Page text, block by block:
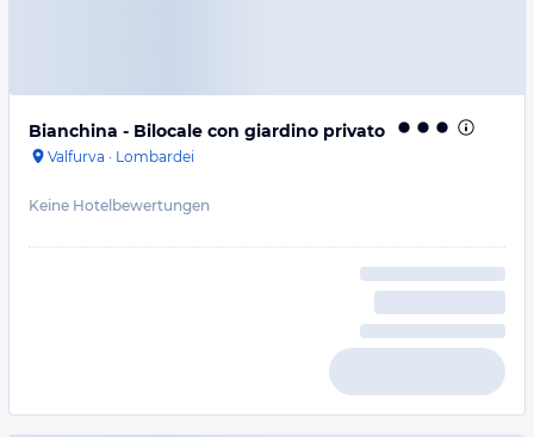
Bianchina - Bilocale con giardino privato
Valfurva · Lombardei
Keine Hotelbewertungen